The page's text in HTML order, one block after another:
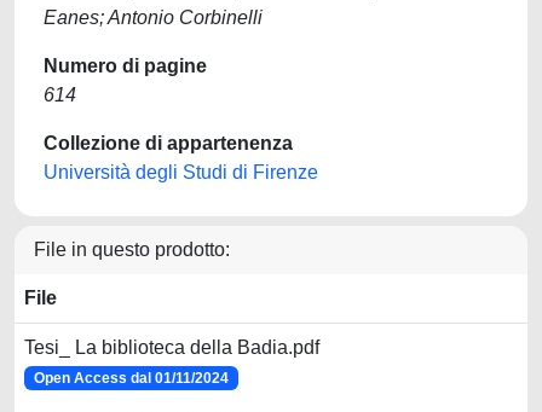
Eanes; Antonio Corbinelli
Numero di pagine
614
Collezione di appartenenza
Università degli Studi di Firenze
File in questo prodotto:
File
Tesi_ La biblioteca della Badia.pdf
Open Access dal 01/11/2024